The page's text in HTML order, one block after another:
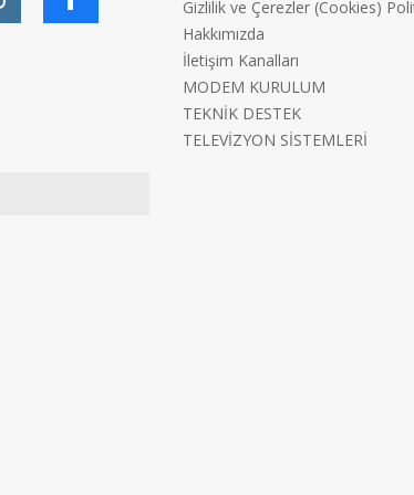
Gizlilik ve Çerezler (Cookies)
Hakkımızda
İletişim Kanalları
MODEM KURULUM
TEKNİK DESTEK
TELEVİZYON SİSTEMLERİ